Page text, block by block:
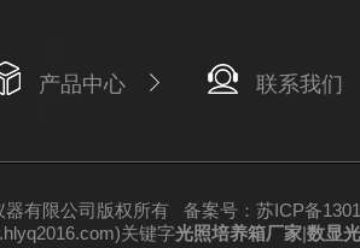
产品中心 联系我们
器有限公司版权所有 备案号：苏ICP备
关键字光照培养箱厂家|数显